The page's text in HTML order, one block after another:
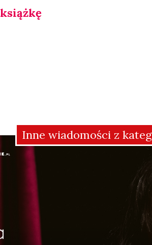
Inne wiadomości z